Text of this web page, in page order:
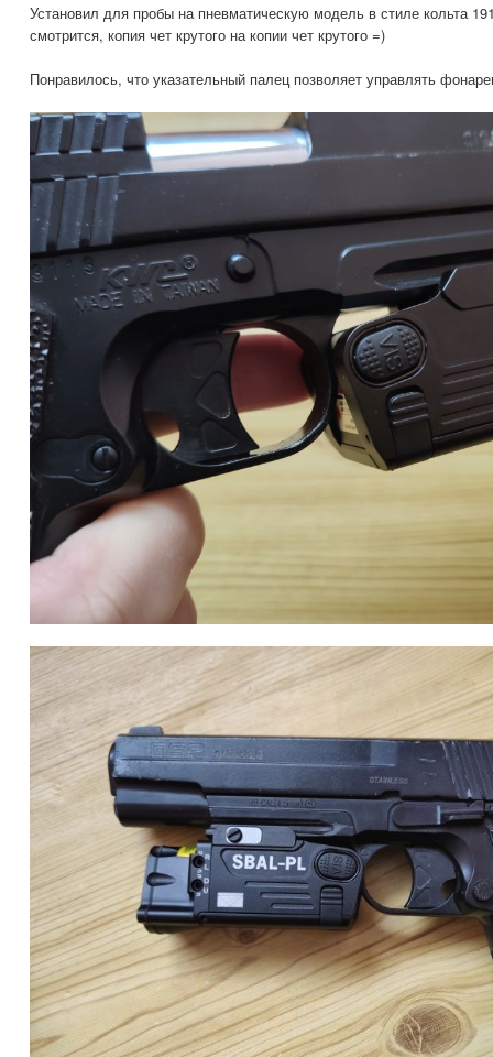
Установил для пробы на пневматическую модель в стиле кольта
смотрится, копия чет крутого на копии чет крутого =)
Понравилось, что указательный палец позволяет управлять